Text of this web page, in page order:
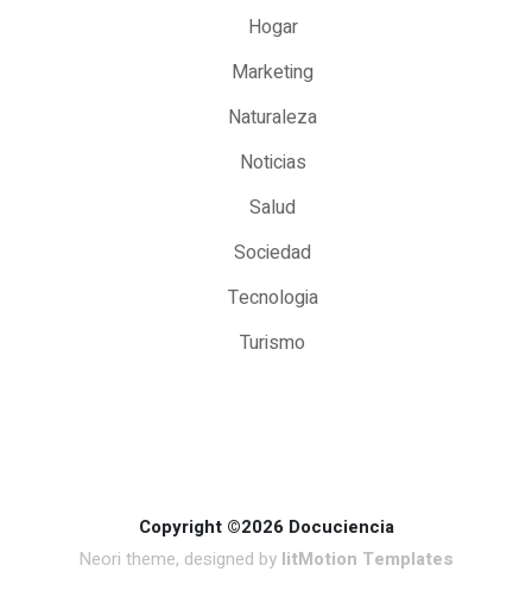
Hogar
Marketing
Naturaleza
Noticias
Salud
Sociedad
Tecnologia
Turismo
Copyright ©2026 Docuciencia
Neori theme, designed by litMotion Templates